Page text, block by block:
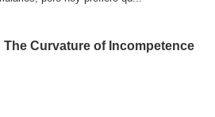
The Curvature of Incompetence